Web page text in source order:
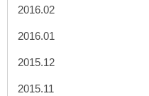
2016.02
2016.01
2015.12
2015.11